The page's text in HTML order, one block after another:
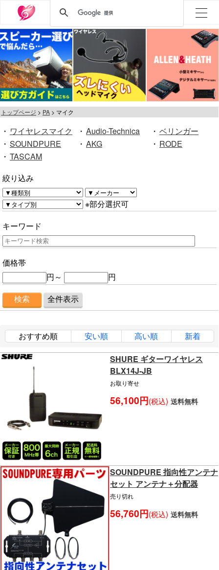
トップページ PA マイク
・ ワイヤレスマイク ・ Audio-Technica ・ ベリンガー
・ SOUNDPURE ・ AKG ・ RODE
・ TASCAM
絞り込み
※部分選択可
キーワード
価格帯
円～
円
おすすめ順 安い順 高い順 新着
SHURE ギターワイヤレス
BLX14J-JB
お取り寄せ
56,100円(税込) 送料無料
SOUNDPURE 指向性アンテナ
セット アンテナ＋分配器
売り切れ
56,760円(税込) 送料無料